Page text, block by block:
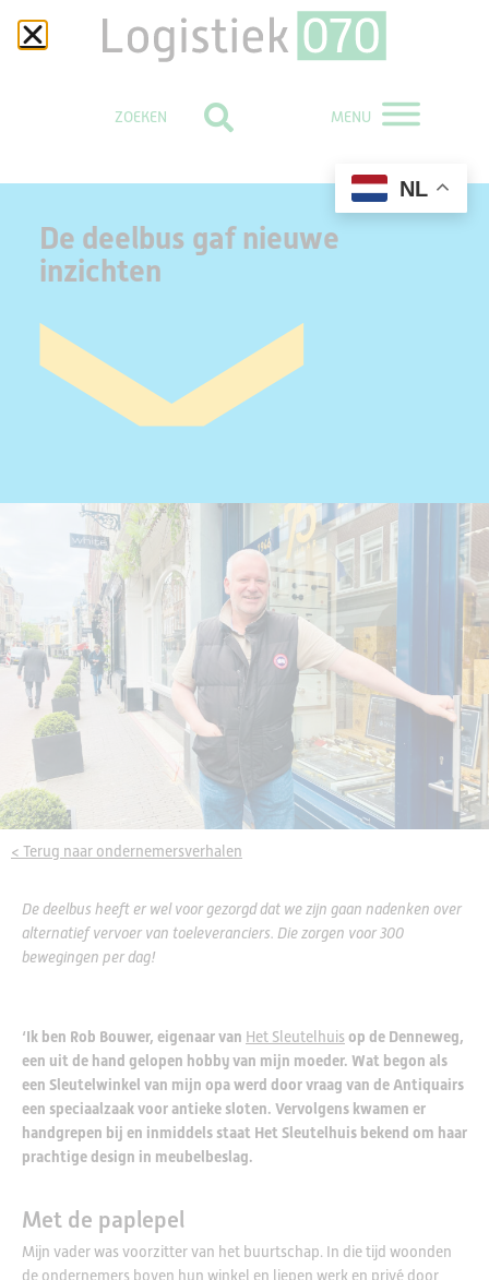
MENU
De deelbus gaf nieuwe
inzichten
< Terug naar ondernemersverhalen
De deelbus heeft er wel voor gezorgd dat we zijn gaan nadenken over
alternatief vervoer van toeleveranciers. Die zorgen voor 300
bewegingen per dag!
‘Ik ben Rob Bouwer, eigenaar van Het Sleutelhuisop de Denneweg,
een uit de hand gelopen hobby van mijn moeder. Wat begon als
een Sleutelwinkel van mijn opa werd door vraag van de Antiquairs
een speciaalzaak voor antieke sloten. Vervolgens kwamen er
handgrepen bij en inmiddels staat Het Sleutelhuis bekend om haar
prachtige design in meubelbeslag.
Met de paplepel
Mijn vader was voorzitter van het buurtschap. In die tijd woonden
de ondernemers boven hun winkel en liepen werk en privé door
NL